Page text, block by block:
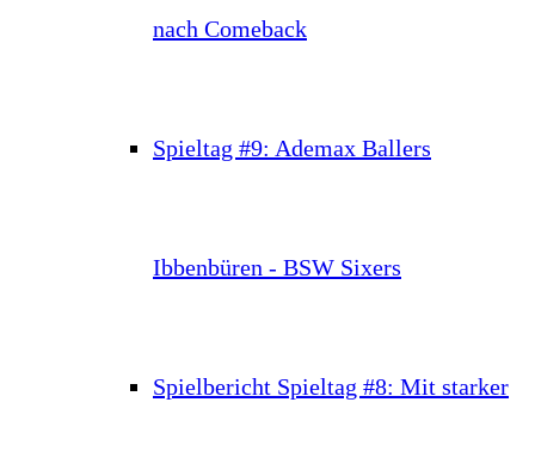
nach Comeback
Spieltag #9: Ademax Ballers
Ibbenbüren - BSW Sixers
Spielbericht Spieltag #8: Mit starker